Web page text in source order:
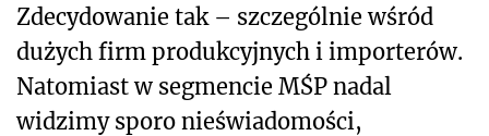
Zdecydowanie tak – szczególnie wśród
dużych firm produkcyjnych i importerów.
Natomiast w segmencie MŚP nadal
widzimy sporo nieświadomości,